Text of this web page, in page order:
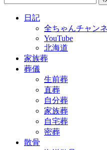
日記
全ちゃんチャン
YouTube
北海道
家族葬
葬儀
生前葬
直葬
自分葬
家族葬
自宅葬
密葬
散骨